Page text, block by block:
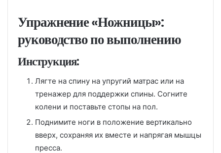
Упражнение «Ножницы»:
руководство по выполнению
Инструкция:
Лягте на спину на упругий матрас или на
тренажер для поддержки спины. Согните
колени и поставьте стопы на пол.
Поднимите ноги в положение вертикально
вверх, сохраняя их вместе и напрягая мышцы
пресса.